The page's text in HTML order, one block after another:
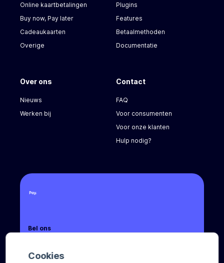
Cookies
Bel ons
Online kaartbetalingen
Buy now, Pay later
Cadeaukaarten
Overige
Plugins
Features
Betaalmethoden
Documentatie
Over ons
Nieuws
Werken bij
Contact
FAQ
Voor consumenten
Voor onze klanten
Hulp nodig?